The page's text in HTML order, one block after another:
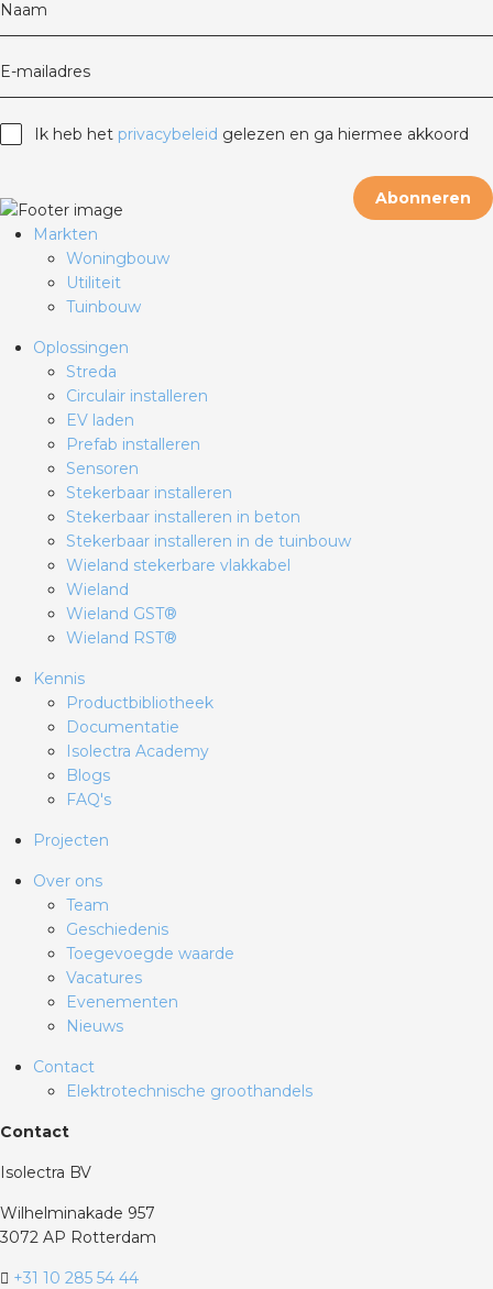
Naam
E-mailadres
Ik heb het privacybeleid gelezen en ga hiermee akkoord
Abonneren
Markten
Woningbouw
Utiliteit
Tuinbouw
Oplossingen
Streda
Circulair installeren
EV laden
Prefab installeren
Sensoren
Stekerbaar installeren
Stekerbaar installeren in beton
Stekerbaar installeren in de tuinbouw
Wieland stekerbare vlakkabel
Wieland
Wieland GST®
Wieland RST®
Kennis
Productbibliotheek
Documentatie
Isolectra Academy
Blogs
FAQ's
Projecten
Over ons
Team
Geschiedenis
Toegevoegde waarde
Vacatures
Evenementen
Nieuws
Contact
Elektrotechnische groothandels
Contact
Isolectra BV
Wilhelminakade 957
3072 AP Rotterdam
+31 10 285 54 44